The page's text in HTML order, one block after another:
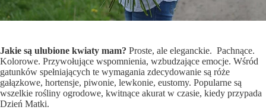
Jakie są ulubione kwiaty mam? Proste, ale eleganckie. Pachnące.
Kolorowe. Przywołujące wspomnienia, wzbudzające emocje. Wśród
gatunków spełniających te wymagania zdecydowanie są róże
gałązkowe, hortensje, piwonie, lewkonie, eustomy. Popularne są
wszelkie rośliny ogrodowe, kwitnące akurat w czasie, kiedy przypada
Dzień Matki.